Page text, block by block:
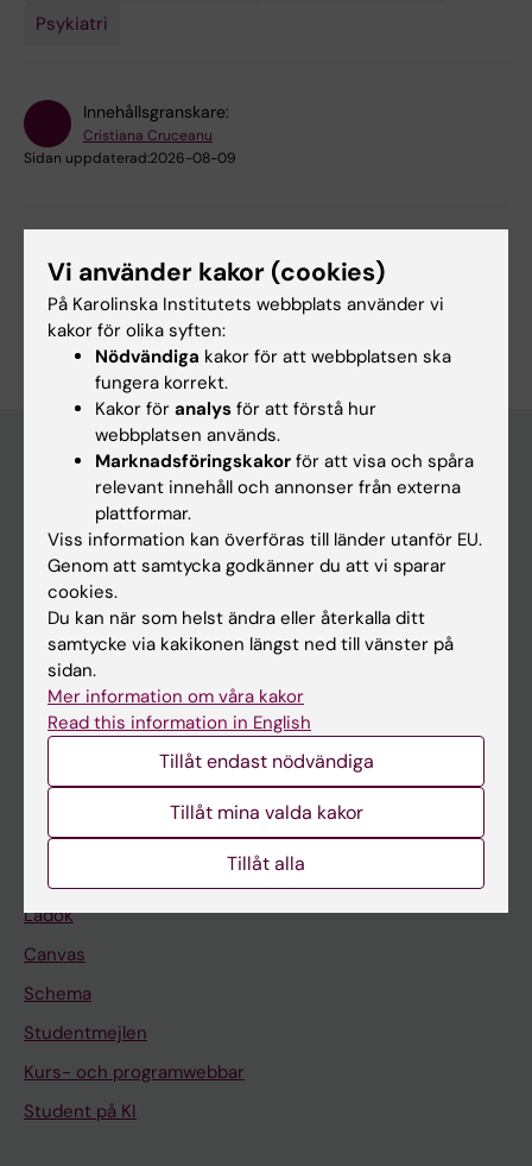
Psykiatri
Innehållsgranskare:
Cristiana Cruceanu
Sidan uppdaterad:2026-08-09
Huvudmeny
Utbildning
Forskarutbildning
Forskning
Om KI
På gång
Ladok
Canvas
Schema
Studentmejlen
Kurs- och programwebbar
Student på KI
Vi använder kakor (cookies)
På Karolinska Institutets webbplats använder vi
kakor för olika syften:
Nödvändiga kakor för att webbplatsen ska
fungera korrekt.
Kakor för analys för att förstå hur
webbplatsen används.
Marknadsföringskakor för att visa och spåra
relevant innehåll och annonser från externa
plattformar.
Viss information kan överföras till länder utanför EU.
Genom att samtycka godkänner du att vi sparar
cookies.
Du kan när som helst ändra eller återkalla ditt
samtycke via kakikonen längst ned till vänster på
sidan.
Mer information om våra kakor
Read this information in English
Tillåt endast nödvändiga
Tillåt mina valda kakor
Tillåt alla